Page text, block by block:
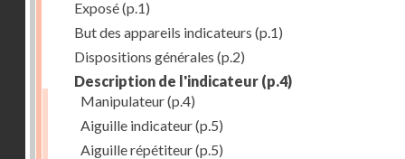
Exposé(p.1)
But des appareils indicateurs (p.1)
Dispositions générales (p.2)
Description de l'indicateur (p.4)
Manipulateur(p.4)
Aiguille indicateur(p.5)
Aiguille répétiteur(p.5)